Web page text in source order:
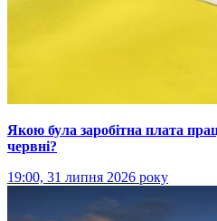
Якою була заробітна плата
червні?
19:00, 31 липня 2026 року